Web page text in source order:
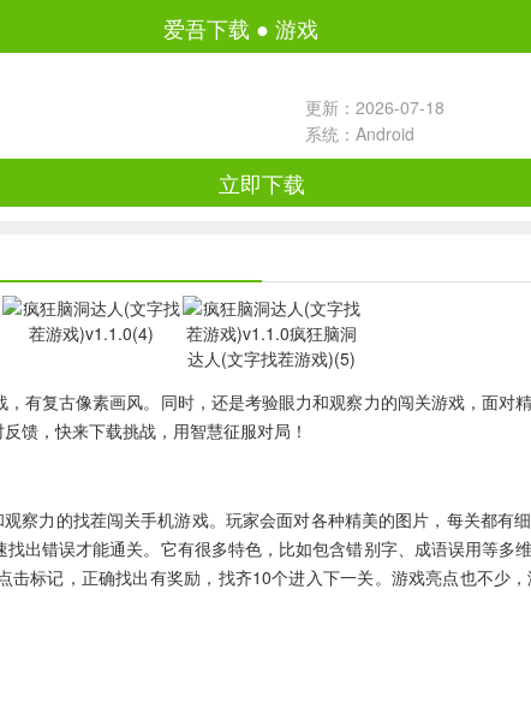
爱吾下载 ● 游戏
更新：2026-07-18
系统：Android
立即下载
有复古像素画风。同时，还是考验眼力和观察力的闯关游戏，面
馈，快来下载挑战，用智慧征服对局！
察力的找茬闯关手机游戏。玩家会面对各种精美的图片，每关都
出错误才能通关。它有很多特色，比如包含错别字、成语误用等
标记，正确找出有奖励，找齐10个进入下一关。游戏亮点也不少